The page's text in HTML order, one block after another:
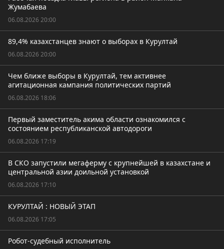
Жумабаева
06.08.2026 20:00
89,4% казахстанцев знают о выборах в Курултай
06.08.2026 20:00
Чем ближе выборы в Курултай, тем активнее
агитационная кампания политических партий
06.08.2026 18:06
Первый заместитель акима области ознакомился с
состоянием республиканской автодороги
06.08.2026 17:19
В СКО запустили мегаферму с крупнейшей в казахстане и
центральной азии доильной установкой
06.08.2026 17:10
КУРУЛТАЙ : НОВЫЙ ЭТАП
06.08.2026 17:05
Робот-судебный исполнитель